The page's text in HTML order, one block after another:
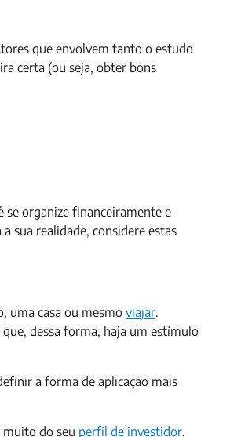
que envolvem tanto o estudo
certa (ou seja, obter bons
se organize financeiramente e
sua realidade, considere estas
uma casa ou mesmoviajar.
dessa forma, haja um estímulo
a forma de aplicação mais
muito do seu perfil de investidor,